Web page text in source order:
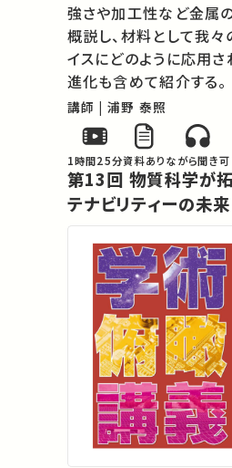
強さや加工性など金属
概説し、材料として我
イスにどのように応用
進化も含めて紹介する。
講師 | 浦野 泰照
1時間25分資料ありながら聞き可
第13回 物質科学が拓く新エネルギーとサス
テナビリティーの未来